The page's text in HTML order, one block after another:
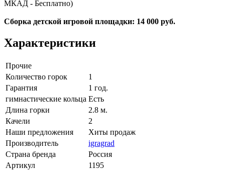
МКАД - Бесплатно)
Сборка детской игровой площадки: 14 000 руб.
Характеристики
Прочие
Количество горок
1
Гарантия
1 год.
гимнастические кольца Есть
Длина горки
2.8 м.
Качели
2
Наши предложения
Хиты продаж
Производитель
igragrad
Страна бренда
Россия
Артикул
1195